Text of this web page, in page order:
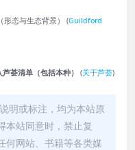
（形态与生态背景） (Guildford
清单（包括本种） (关于芦荟)
明或标注，均为本站原
本站同意时，禁止复
何网站、书籍等各类媒